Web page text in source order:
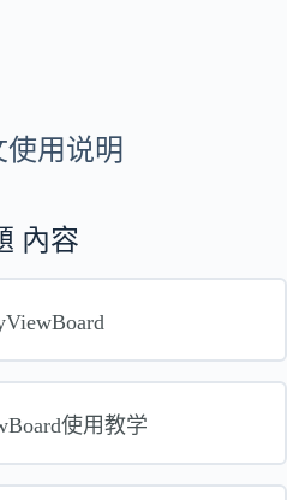
用说明
內容
使用教学